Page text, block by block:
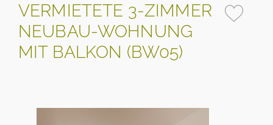
VERMIETETE 3-ZIMMER
NEUBAU-WOHNUNG
MIT BALKON (BW05)